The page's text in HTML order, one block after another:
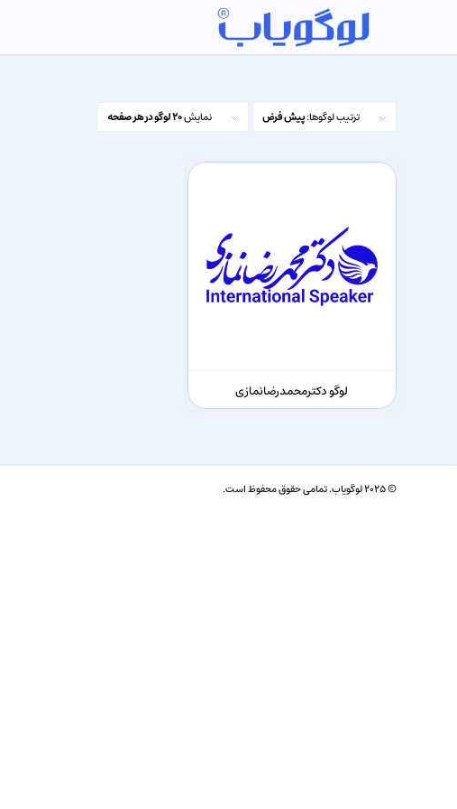
ترتیب لوگوها:پیش فرض نمایش20 لوگو در هر صفحه
لوگو دکترمحمدرضانمازی
© ۲۰۲۵ لوگویاب. تمامی حقوق محفوظ است.